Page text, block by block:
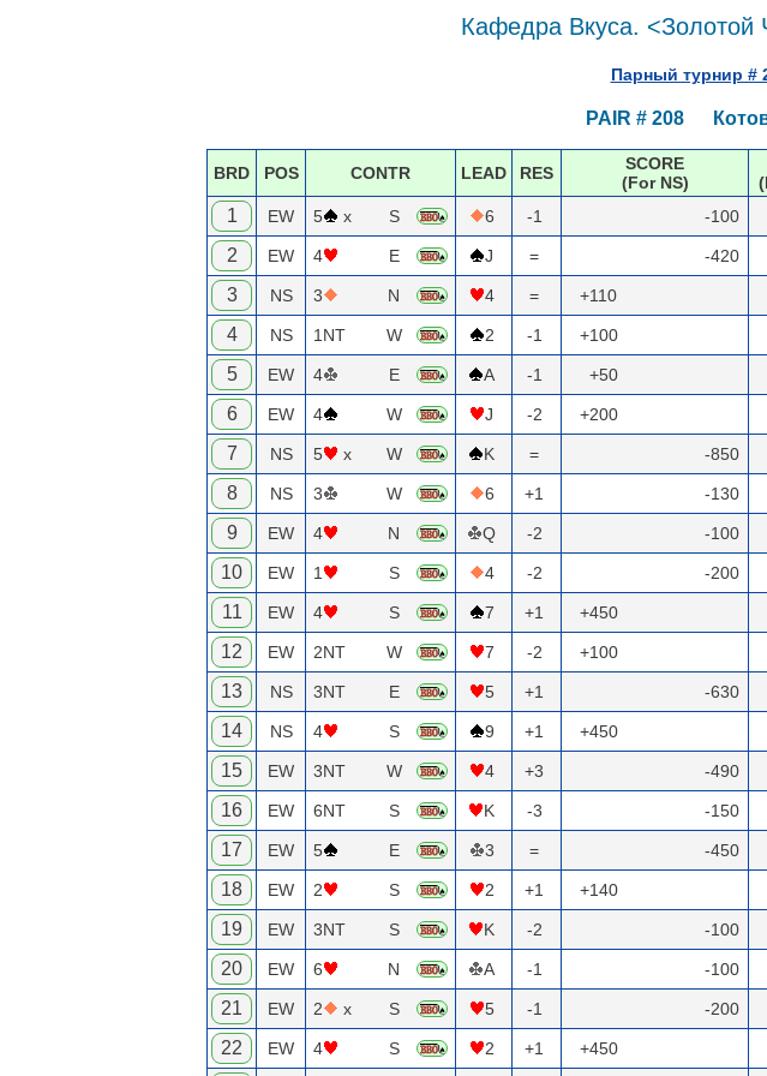
Кафедра Вкуса. <Золотой
Парный турнир #
PAIR # 208
BRD POS CONTR LEAD RES
SCORE
(For NS)
1 EW 5 x S 6 -1 -100
2 EW 4 E J = -420
3 NS 3 N 4 = +110
4 NS 1NT W 2 -1 +100
5 EW 4 E A -1 +50
6 EW 4 W J -2 +200
7 NS 5 x W K = -850
8 NS 3 W 6 +1 -130
9 EW 4 N Q -2 -100
10 EW 1 S 4 -2 -200
11 EW 4 S 7 +1 +450
12 EW 2NT W 7 -2 +100
13 NS 3NT E 5 +1 -630
14 NS 4 S 9 +1 +450
15 EW 3NT W 4 +3 -490
16 EW 6NT S K -3 -150
17 EW 5 E 3 = -450
18 EW 2 S 2 +1 +140
19 EW 3NT S K -2 -100
20 EW 6 N A -1 -100
21 EW 2 x S 5 -1 -200
22 EW 4 S 2 +1 +450